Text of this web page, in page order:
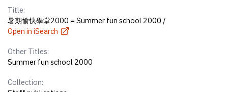
Title:
暑期愉快學堂2000 = Summer fun school 2000 /
Open in iSearch
Other Titles:
Summer fun school 2000
Collection: